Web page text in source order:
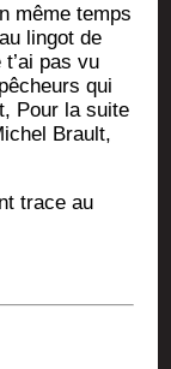
même temps
lin­got de
pas vu
qui
Pour la suite
Brault,
trace au